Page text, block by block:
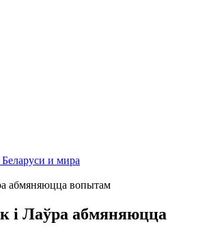
и мира
абмяняюцца вопытам
і Лаўра абмяняюцца